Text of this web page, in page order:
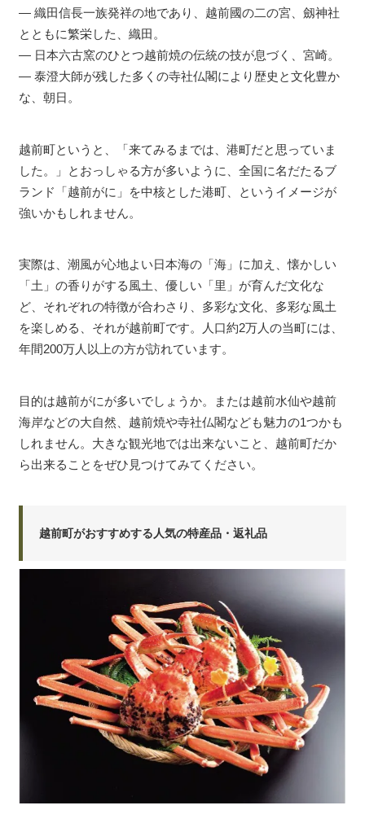
― 織田信長一族発祥の地であり、越前國の二の宮、劔神社
とともに繁栄した、織田。
― 日本六古窯のひとつ越前焼の伝統の技が息づく、宮崎。
― 泰澄大師が残した多くの寺社仏閣により歴史と文化豊か
な、朝日。
越前町というと、「来てみるまでは、港町だと思っていま
した。」とおっしゃる方が多いように、全国に名だたるブ
ランド「越前がに」を中核とした港町、というイメージが
強いかもしれません。
実際は、潮風が心地よい日本海の「海」に加え、懐かしい
「土」の香りがする風土、優しい「里」が育んだ文化な
ど、それぞれの特徴が合わさり、多彩な文化、多彩な風土
を楽しめる、それが越前町です。人口約2万人の当町には、
年間200万人以上の方が訪れています。
目的は越前がにが多いでしょうか。または越前水仙や越前
海岸などの大自然、越前焼や寺社仏閣なども魅力の1つかも
しれません。大きな観光地では出来ないこと、越前町だか
ら出来ることをぜひ見つけてみてください。
越前町がおすすめする人気の特産品・返礼品